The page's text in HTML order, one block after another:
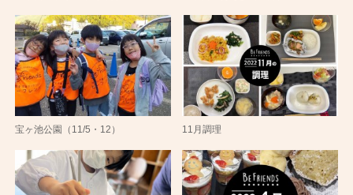
宝ヶ池公園（11/5・12） 11月調理